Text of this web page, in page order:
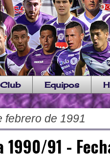
Equipos
febrero de 1991
1990/91 -